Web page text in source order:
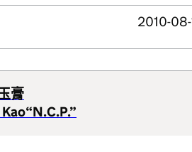
2010-
膏